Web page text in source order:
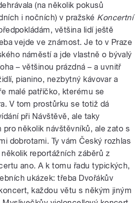
(na několik pokusů
i nočních) v pražské Koncertní
většina lidí ještě
vejde ve známost. Je to v Praze
náměstí a jde vlastně o bývalý
– většinou prázdná – a uvnitř
pianino, nezbytný kávovar a
malé patříčko, kterému se
V tom prostůrku se totiž dá
při Návštěvě, ale taky
několik návštěvníků, ale zato s
dobrotami. Ty vám Český rozhlas
reportážních záběrů z
ano. A k tomu řadu typických,
ukázek: třeba Dvořákův
každou větu s někým jiným